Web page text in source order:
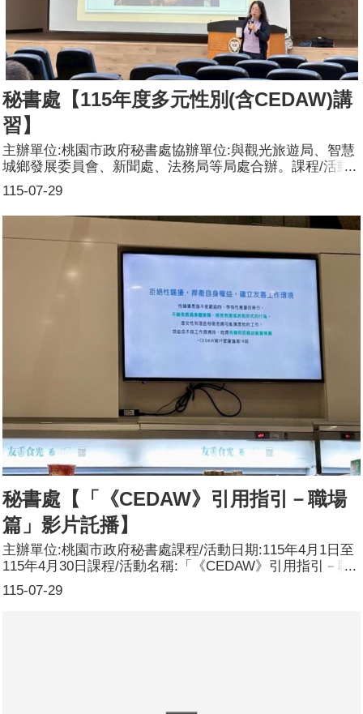
秘書處【115年度多元性別(含CEDAW)講
習】
115-07-29
主辦單位:桃園市政府秘書處協辦單位:與觀光旅遊局、智慧
城鄉發展委員會、新聞處、法務局等局處合辦。課程/活動
日期:第一場次：115年6月16日(星期二) 09：00～12：00。
第二場次：115年6月16日(星期二) 13：30～16：30。課程/
活動名稱:115年度多元性別(含CEDAW)講習課程/活動對象:
本處同仁辦理形式:演講課程/活動簡介(大綱):一、講師郭玲
惠教授研究領域關注勞動人權與性別平等，並常受機關邀請
就性平三法修法、職場霸凌防制及性別平等議題發表專題演
講，其以深入淺出之方式帶領學員探討「多元性別」及
「CEDAW發展脈絡與國家政策（直接歧視、間接歧視與交
叉歧視）」，並透過問答環節，與台下學員互動交流。二、
講師以演講方式授課，加強同仁對多元性別（含CEDAW公
約）的瞭解與認識，透過實務案例研討，破除刻板印象、污
名與歧視，營造尊重個體差異，保障多元性別者權益，促進
性別平等。參加人數:共116人，分別為男性：27人；女性：
89人，其他：0人。講師資料:(1)姓名：郭玲惠(2)職稱：臺
秘書處【「《CEDAW》引用指引－職場
篇」影片託播】
115-07-29
主辦單位:桃園市政府秘書處課程/活動日期:115年4月1日至
115年4月30日課程/活動名稱:「《CEDAW》引用指引－職
場篇」影片託播課程/活動對象:市府同仁、洽公民眾辦理形
式:影片託播課程/活動簡介(大綱):於本府市政大樓1樓電視